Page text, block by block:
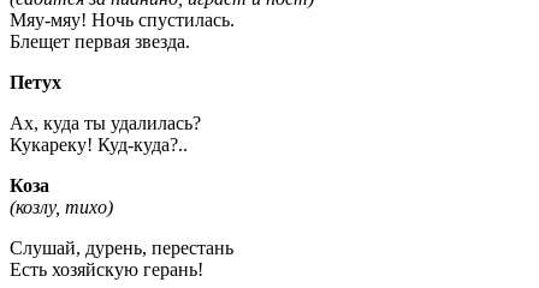
Мяу-мяу! Ночь спустилась.
Блещет первая звезда.
Петух
Ах, куда ты удалилась?
Кукареку! Куд-куда?..
Коза
(козлу, тихо)
Слушай, дурень, перестань
Есть хозяйскую герань!